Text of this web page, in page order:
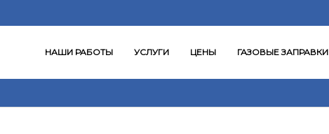
НАШИ РАБОТЫ УСЛУГИ ЦЕНЫ ГАЗОВЫЕ ЗАПРАВКИ